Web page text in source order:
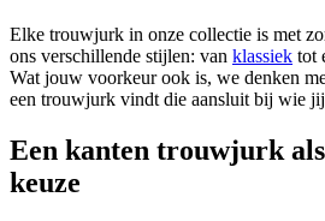
Elke trouwjurk in onze collectie is met
ons verschillende stijlen: van klassiek tot
Wat jouw voorkeur ook is, we denken
een trouwjurk vindt die aansluit bij wie
Een kanten trouwjurk
keuze